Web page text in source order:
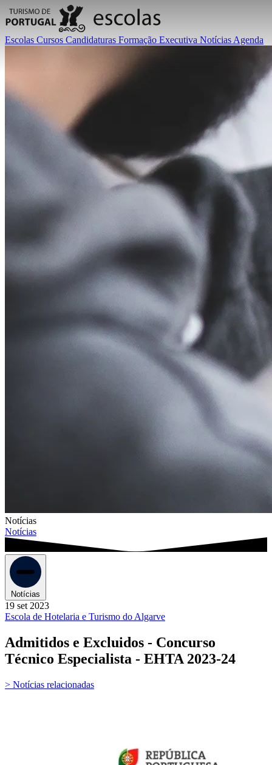
Escolas Cursos Candidaturas Formação Executiva Notícias Agenda
Notícias
Notícias
Notícias
19 set 2023
Escola de Hotelaria e Turismo do Algarve
Admitidos e Excluidos - Concurso
Técnico Especialista - EHTA 2023-24
> Notícias relacionadas